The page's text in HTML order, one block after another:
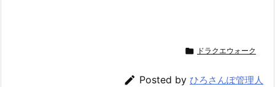
 ドラクエウォーク
 Posted by ひろさんぽ管理人